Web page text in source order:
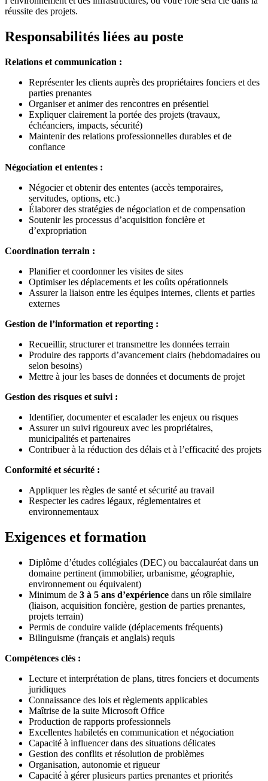
réussite des projets.
Responsabilités liées au poste
Relations et communication :
Représenter les clients auprès des propriétaires fonciers et des
parties prenantes
Organiser et animer des rencontres en présentiel
Expliquer clairement la portée des projets (travaux,
échéanciers, impacts, sécurité)
Maintenir des relations professionnelles durables et de
confiance
Négociation et ententes :
Négocier et obtenir des ententes (accès temporaires,
servitudes, options, etc.)
Élaborer des stratégies de négociation et de compensation
Soutenir les processus d’acquisition foncière et
d’expropriation
Coordination terrain :
Planifier et coordonner les visites de sites
Optimiser les déplacements et les coûts opérationnels
Assurer la liaison entre les équipes internes, clients et parties
externes
Gestion de l’information et reporting :
Recueillir, structurer et transmettre les données terrain
Produire des rapports d’avancement clairs (hebdomadaires ou
selon besoins)
Mettre à jour les bases de données et documents de projet
Gestion des risques et suivi :
Identifier, documenter et escalader les enjeux ou risques
Assurer un suivi rigoureux avec les propriétaires,
municipalités et partenaires
Contribuer à la réduction des délais et à l’efficacité des projets
Conformité et sécurité :
Appliquer les règles de santé et sécurité au travail
Respecter les cadres légaux, réglementaires et
environnementaux
Exigences et formation
Diplôme d’études collégiales (DEC) ou baccalauréat dans un
domaine pertinent (immobilier, urbanisme, géographie,
environnement ou équivalent)
Minimum de 3 à 5 ans d’expérience dans un rôle similaire
(liaison, acquisition foncière, gestion de parties prenantes,
projets terrain)
Permis de conduire valide (déplacements fréquents)
Bilinguisme (français et anglais) requis
Compétences clés :
Lecture et interprétation de plans, titres fonciers et documents
juridiques
Connaissance des lois et règlements applicables
Maîtrise de la suite Microsoft Office
Production de rapports professionnels
Excellentes habiletés en communication et négociation
Capacité à influencer dans des situations délicates
Gestion des conflits et résolution de problèmes
Organisation, autonomie et rigueur
Capacité à gérer plusieurs parties prenantes et priorités